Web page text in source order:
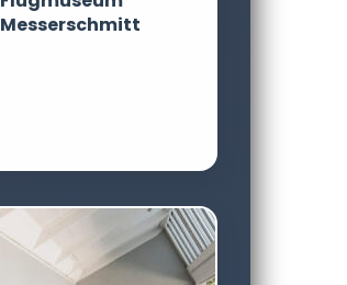
Messerschmitt